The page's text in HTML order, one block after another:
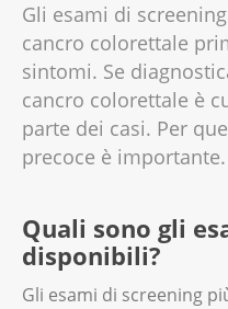
Gli esami di
cancro colorettale
sintomi. Se
cancro colorettale è
parte dei casi. Per
precoce è importante.
Quali sono gli
disponibili?
Gli esami di screening